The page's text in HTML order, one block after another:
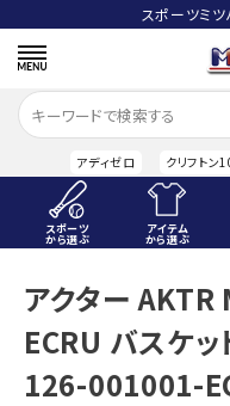
スポーツミ
アディゼロ クリフトン
スポーツ
から選ぶ
アイテム
から選ぶ
ACCOUNT MENU
ようこそ ゲスト 様
meeting_room ログイン person
アクター
ECRU バスケッ
126-001001-